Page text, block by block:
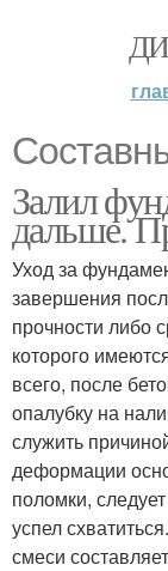
Залил
дальше.
Уход за
завершения
прочности либо
которого
всего, после
опалубку на
служить
деформации
поломки,
успел
смеси